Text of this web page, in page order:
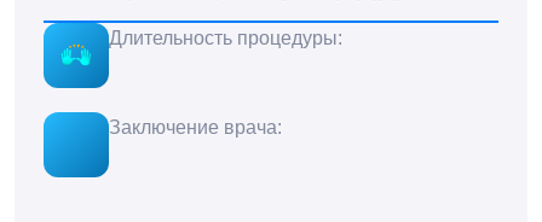
Длительность процедуры:
Заключение врача: